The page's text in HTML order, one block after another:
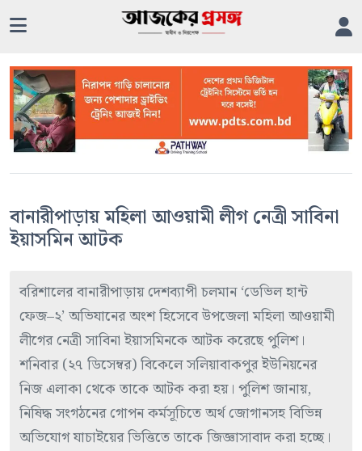
বানারীপাড়ায় মহিলা আওয়ামী লীগ নেত্রী সাবিনা
ইয়াসমিন আটক
বরিশালের বানারীপাড়ায় দেশব্যাপী চলমান ‘ডেভিল হান্ট
ফেজ–২’ অভিযানের অংশ হিসেবে উপজেলা মহিলা আওয়ামী
লীগের নেত্রী সাবিনা ইয়াসমিনকে আটক করেছে পুলিশ।
শনিবার (২৭ ডিসেম্বর) বিকেলে সলিয়াবাকপুর ইউনিয়নের
নিজ এলাকা থেকে তাকে আটক করা হয়। পুলিশ জানায়,
নিষিদ্ধ সংগঠনের গোপন কর্মসূচিতে অর্থ জোগানসহ বিভিন্ন
অভিযোগ যাচাইয়ের ভিত্তিতে তাকে জিজ্ঞাসাবাদ করা হচ্ছে।